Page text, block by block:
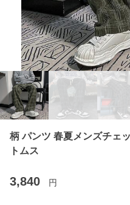
柄 パンツ 春夏メンズチェ
トムス
3,840 円